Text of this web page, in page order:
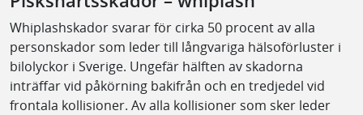
Whiplashskador svarar för cirka 50 procent av alla
personskador som leder till långvariga hälsoförluster i
bilolyckor i Sverige. Ungefär hälften av skadorna
inträffar vid påkörning bakifrån och en tredjedel vid
frontala kollisioner. Av alla kollisioner som sker leder